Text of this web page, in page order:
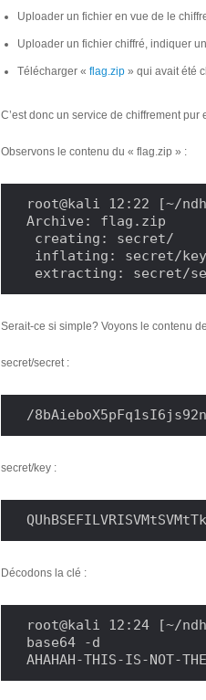
Uploader un fichier en vue de le
Uploader un fichier chiffré, indiquer
Télécharger « flag.zip » qui avait été
C’est donc un service de chiffrement pur
Observons le contenu du « flag.zip » :
root@kali 12:22 [~/
Archive: flag.zip
extracting: secret/
Serait-ce si simple? Voyons le contenu
secret/secret :
/
secret/key :
Décodons la clé :
root@kali 12:24 [~/
base64 -d
AHAHAH-THIS-IS-NOT-